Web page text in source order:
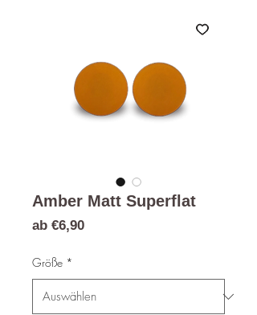
Amber Matt Superflat
ab €6,90Sale-
Größe *